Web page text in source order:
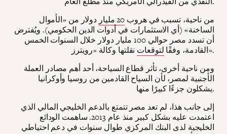
من ناحية، تسبب في هروب 20 مليار
دولار من «الأموال
الساخنة» (أي الاستثمارات في أدوات الدين الحكومي). ويُفترض
أن تسدد مصر حوالي 100 مليار دولار خلال السنوات الخمس
القادمة، وفقًا لتوقعات
نقلتها وكالة «رويترز».
ومن ناحية أخرى، تأثر قطاع السياحة، أحد أهم مصادر العملة
الأجنبية لمصر، لأن السياح القادمين من روسيا وأوكرانيا
يشكلون جزءًا كبيرًا منها.
إلى جانب هذا، لم تعد مصر تتمتع بالدعم الخليجي المالي الذي
اعتمدت عليه بشكل كبير منذ عام 2013. ساهمت الودائع
الخليجية لدى البنك المركزي طوال سنوات في دعم احتياطي